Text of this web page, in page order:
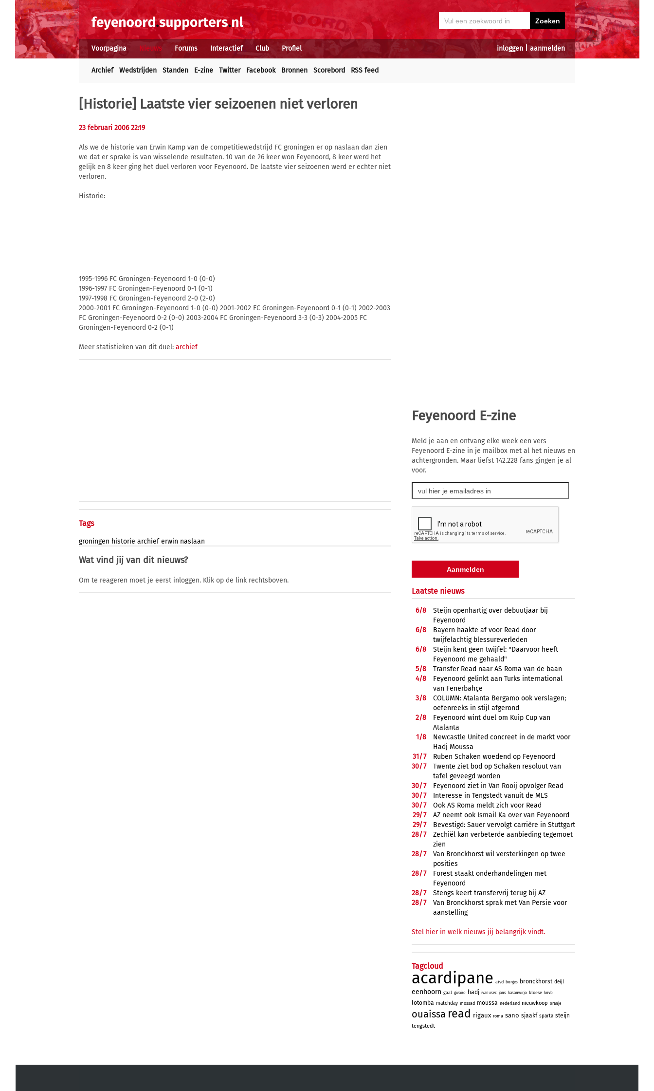
inloggen aanmelden
Voorpagina Nieuws Forums Interactief Club Profiel
Archief Wedstrijden Standen E-zine Twitter Facebook Bronnen Scorebord RSS feed
[Historie] Laatste vier seizoenen niet verloren
23 februari 2006 22:19
Als we de historie van Erwin Kamp van de competitiewedstrijd FC groningen er op naslaan dan zien
we dat er sprake is van wisselende resultaten. 10 van de 26 keer won Feyenoord, 8 keer werd het
gelijk en 8 keer ging het duel verloren voor Feyenoord. De laatste vier seizoenen werd er echter niet
verloren.
Historie:
1995-1996 FC Groningen-Feyenoord 1-0 (0-0)
1996-1997 FC Groningen-Feyenoord 0-1 (0-1)
1997-1998 FC Groningen-Feyenoord 2-0 (2-0)
2000-2001 FC Groningen-Feyenoord 1-0 (0-0) 2001-2002 FC Groningen-Feyenoord 0-1 (0-1) 2002-2003
FC Groningen-Feyenoord 0-2 (0-0) 2003-2004 FC Groningen-Feyenoord 3-3 (0-3) 2004-2005 FC
Groningen-Feyenoord 0-2 (0-1)
Meer statistieken van dit duel: archief
Tags
groningen historie archief erwin naslaan
Wat vind jij van dit nieuws?
Om te reageren moet je eerst inloggen. Klik op de link rechtsboven.
Feyenoord E-zine
Meld je aan en ontvang elke week een vers
Feyenoord E-zine in je mailbox met al het nieuws en
achtergronden. Maar liefst 142.228 fans gingen je al
voor.
Laatste nieuws
6/8
Steijn openhartig over debuutjaar bij
Feyenoord
6/8
Bayern haakte af voor Read door
twijfelachtig blessureverleden
6/8
Steijn kent geen twijfel: "Daarvoor heeft
Feyenoord me gehaald"
5/8
Transfer Read naar AS Roma van de baan
4/8
Feyenoord gelinkt aan Turks international
van Fenerbahçe
3/8
COLUMN: Atalanta Bergamo ook verslagen;
oefenreeks in stijl afgerond
2/8
Feyenoord wint duel om Kuip Cup van
Atalanta
1/8
Newcastle United concreet in de markt voor
Hadj Moussa
31/7
Ruben Schaken woedend op Feyenoord
30/7
Twente ziet bod op Schaken resoluut van
tafel geveegd worden
30/7
Feyenoord ziet in Van Rooij opvolger Read
30/7
Interesse in Tengstedt vanuit de MLS
30/7
Ook AS Roma meldt zich voor Read
29/7
AZ neemt ook Ismail Ka over van Feyenoord
29/7
Bevestigd: Sauer vervolgt carrière in Stuttgart
28/7
Zechiël kan verbeterde aanbieding tegemoet
zien
28/7
Van Bronckhorst wil versterkingen op twee
posities
28/7
Forest staakt onderhandelingen met
Feyenoord
28/7
Stengs keert transfervrij terug bij AZ
28/7
Van Bronckhorst sprak met Van Persie voor
aanstelling
Stel hier in welk nieuws jij belangrijk vindt.
Tagcloud
acardipane aivd borges bronckhorst deijl
eenhoorn gaal givairo hadj ivanusec jans kasanwirjo kloese knvb
lotomba matchday mossad moussa nederland nieuwkoop oranje
ouaissa read rigaux roma sano sjaakf sparta steijn
tengstedt